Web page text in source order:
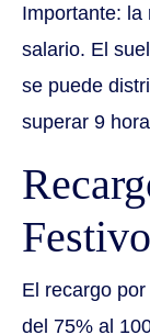
Importante: la
salario. El
se puede
superar 9
El recargo
del 75% al